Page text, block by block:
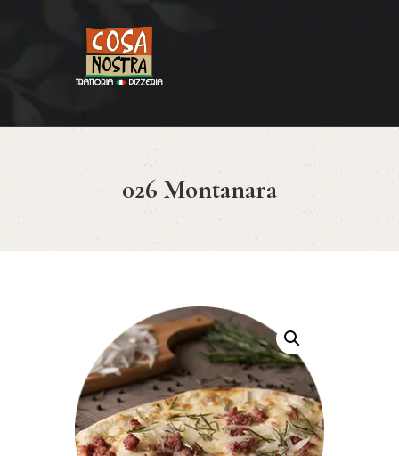
026 Montanara
HOME
COSA NOSTRA
MENÚ
RESERVAR
CONTACTO